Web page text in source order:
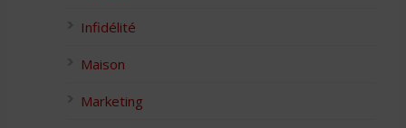
Infidélité
Maison
Marketing